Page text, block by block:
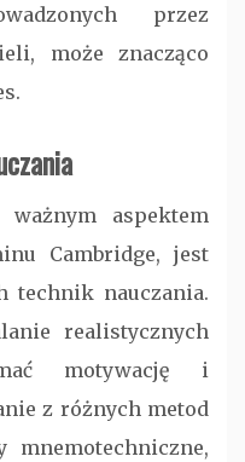
przez
może znacząco
aspektem
Cambridge, jest
technik nauczania.
realistycznych
motywację i
z różnych metod